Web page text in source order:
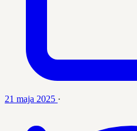
21 maja 2025 ·